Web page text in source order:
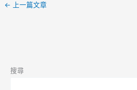
← 上一篇文章
搜尋